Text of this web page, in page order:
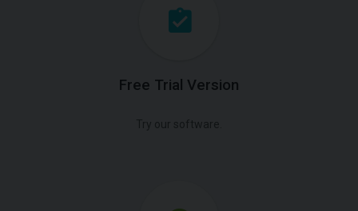
Free Trial Version